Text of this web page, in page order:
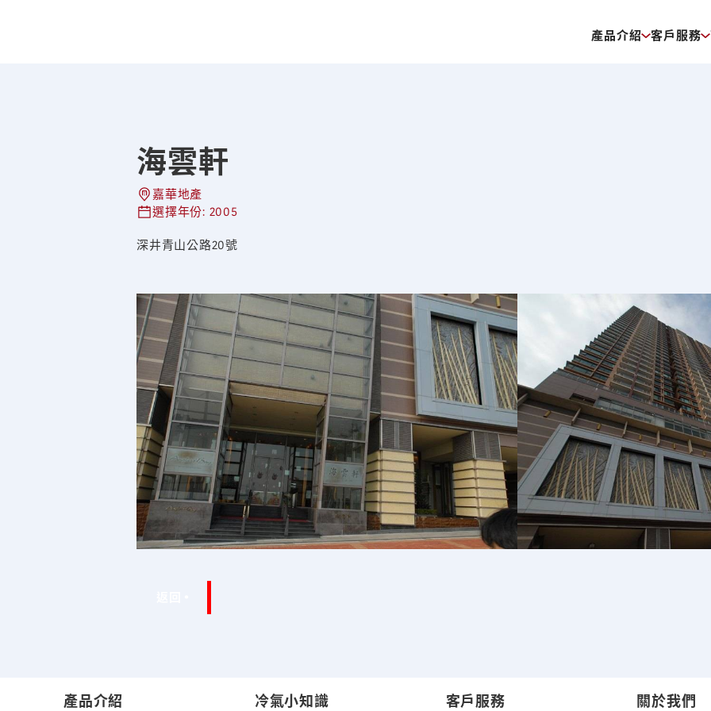
產品介紹 客戶服務
海雲軒
嘉華地產
選擇年份: 2005
深井青山公路20號
產品介紹 冷氣小知識 客戶服務 關於我們